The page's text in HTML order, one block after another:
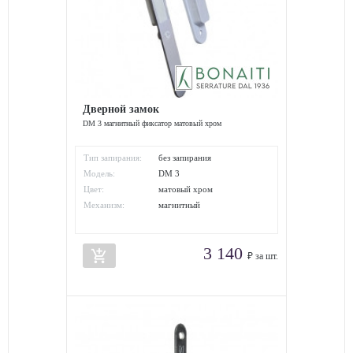
Дверной замок
DM 3 магнитный фиксатор матовый хром
Тип запирания:
без запирания
Модель:
DM 3
Цвет:
матовый хром
Механизм:
магнитный
add_shopping_cart 3 140 ₽ за шт.